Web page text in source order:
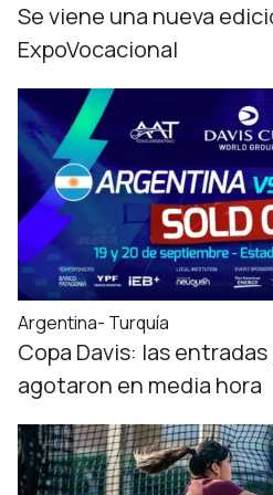
Se viene una nueva
ExpoVocacional
Argentina- Turquía
Copa Davis: las
agotaron en media hora